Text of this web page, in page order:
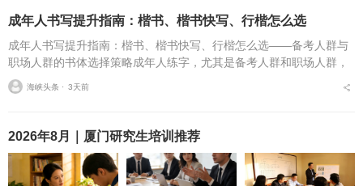
成年人书写提升指南：楷书、楷书快写、行楷怎么选
成年人书写提升指南：楷书、楷书快写、行楷怎么选——备考人群与
职场人群的书体选择策略成年人练字，尤其是备考人群和职场人群，
常常面临一个具体问题：字丑想改善，到底该练标准楷书，还是练楷
书快写，或者干脆练行...
海峡头条 ⋅ 3天前
2026年8月｜厦门研究生培训推荐